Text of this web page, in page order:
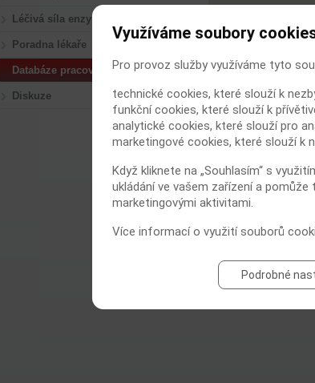
Léčivá síla enzymů
Poradna lékaře
Databáze pracovišť
Diskuze
Využíváme soubory
Pro provoz služby využíváme tyto
technické cookies, které slouží k
funkční cookies, které slouží k
analytické cookies, které slouží pro
marketingové cookies, které slouží k
Když kliknete na „Souhlasím“ s
ukládání ve vašem zařízení a
marketingovými aktivitami.
Více informací o využití souborů
Podrobné